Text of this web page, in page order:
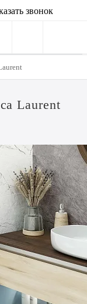
звонок
Laurent